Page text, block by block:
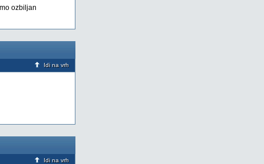
ozbiljan
Idi na vrh
Idi na vrh